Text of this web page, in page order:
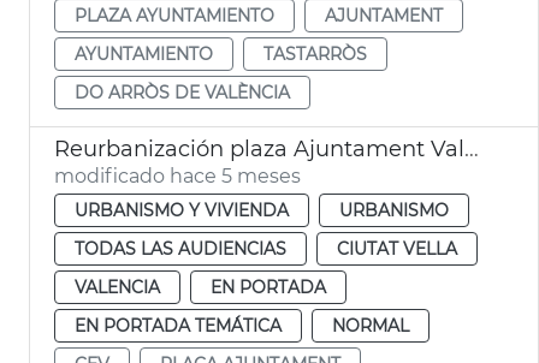
PLAZA AYUNTAMIENTO
AJUNTAMENT
AYUNTAMIENTO
TASTARRÒS
DO ARRÒS DE VALÈNCIA
Reurbanización plaza Ajuntament València
modificado hace 5 meses
URBANISMO Y VIVIENDA
URBANISMO
TODAS LAS AUDIENCIAS
CIUTAT VELLA
VALENCIA
EN PORTADA
EN PORTADA TEMÁTICA
NORMAL